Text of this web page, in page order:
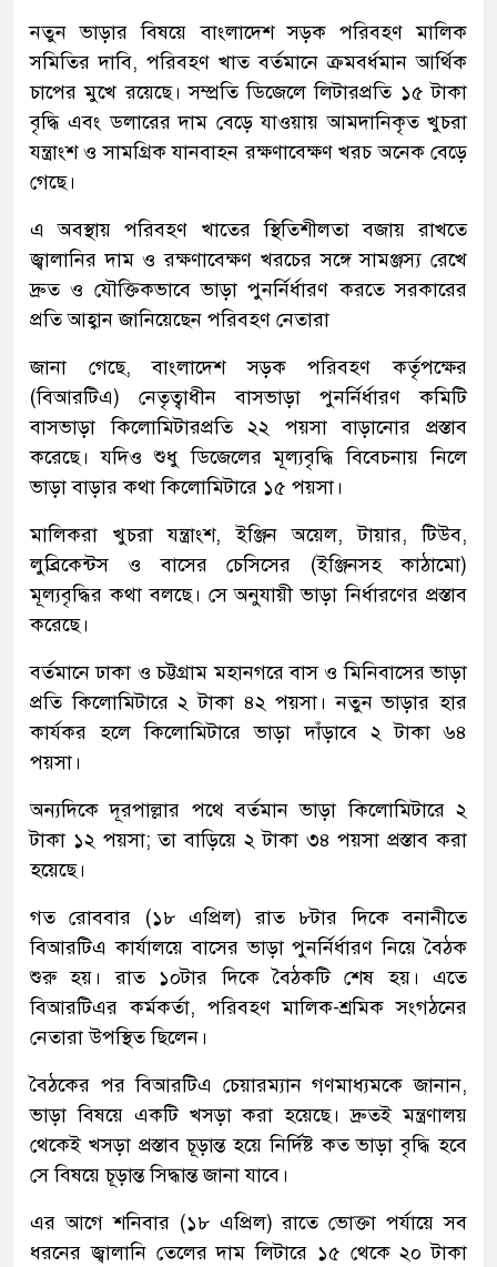
নতুন ভাড়ার বিষয়ে বাংলাদেশ সড়ক পরিবহণ মালিক
সমিতির দাবি, পরিবহণ খাত বর্তমানে ক্রমবর্ধমান আর্থিক
চাপের মুখে রয়েছে। সম্প্রতি ডিজেলে লিটারপ্রতি ১৫ টাকা
বৃদ্ধি এবং ডলারের দাম বেড়ে যাওয়ায় আমদানিকৃত খুচরা
যন্ত্রাংশ ও সামগ্রিক যানবাহন রক্ষণাবেক্ষণ খরচ অনেক বেড়ে
গেছে।
এ অবস্থায় পরিবহণ খাতের স্থিতিশীলতা বজায় রাখতে
জ্বালানির দাম ও রক্ষণাবেক্ষণ খরচের সঙ্গে সামঞ্জস্য রেখে
দ্রুত ও যৌক্তিকভাবে ভাড়া পুনর্নির্ধারণ করতে সরকারের
প্রতি আহ্বান জানিয়েছেন পরিবহণ নেতারা
জানা গেছে, বাংলাদেশ সড়ক পরিবহণ কর্তৃপক্ষের
(বিআরটিএ) নেতৃত্বাধীন বাসভাড়া পুনর্নির্ধারণ কমিটি
বাসভাড়া কিলোমিটারপ্রতি ২২ পয়সা বাড়ানোর প্রস্তাব
করেছে। যদিও শুধু ডিজেলের মূল্যবৃদ্ধি বিবেচনায় নিলে
ভাড়া বাড়ার কথা কিলোমিটারে ১৫ পয়সা।
মালিকরা খুচরা যন্ত্রাংশ, ইঞ্জিন অয়েল, টায়ার, টিউব,
লুব্রিকেন্টস ও বাসের চেসিসের (ইঞ্জিনসহ কাঠামো)
মূল্যবৃদ্ধির কথা বলছে। সে অনুযায়ী ভাড়া নির্ধারণের প্রস্তাব
করেছে।
বর্তমানে ঢাকা ও চট্টগ্রাম মহানগরে বাস ও মিনিবাসের ভাড়া
প্রতি কিলোমিটারে ২ টাকা ৪২ পয়সা। নতুন ভাড়ার হার
কার্যকর হলে কিলোমিটারে ভাড়া দাঁড়াবে ২ টাকা ৬৪
পয়সা।
অন্যদিকে দূরপাল্লার পথে বর্তমান ভাড়া কিলোমিটারে ২
টাকা ১২ পয়সা; তা বাড়িয়ে ২ টাকা ৩৪ পয়সা প্রস্তাব করা
হয়েছে।
গত রোববার (১৮ এপ্রিল) রাত ৮টার দিকে বনানীতে
বিআরটিএ কার্যালয়ে বাসের ভাড়া পুনর্নির্ধারণ নিয়ে বৈঠক
শুরু হয়। রাত ১০টার দিকে বৈঠকটি শেষ হয়। এতে
বিআরটিএর কর্মকর্তা, পরিবহণ মালিক-শ্রমিক সংগঠনের
নেতারা উপস্থিত ছিলেন।
বৈঠকের পর বিআরটিএ চেয়ারম্যান গণমাধ্যমকে জানান,
ভাড়া বিষয়ে একটি খসড়া করা হয়েছে। দ্রুতই মন্ত্রণালয়
থেকেই খসড়া প্রস্তাব চূড়ান্ত হয়ে নির্দিষ্ট কত ভাড়া বৃদ্ধি হবে
সে বিষয়ে চূড়ান্ত সিদ্ধান্ত জানা যাবে।
এর আগে শনিবার (১৮ এপ্রিল) রাতে ভোক্তা পর্যায়ে সব
ধরনের জ্বালানি তেলের দাম লিটারে ১৫ থেকে ২০ টাকা